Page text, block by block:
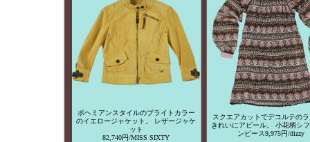
ボヘミアンスタイルのブライトカラー
のイエロージャケット。 レザージャケ
ット
82,740円/MISS SIXTY
スクエアカットでデコルテの
きれいにアピール。 小花柄シ
ンピース9,975円/dizzy